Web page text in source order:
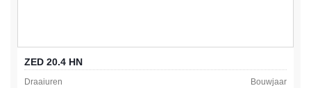
ZED 20.4 HN
Draaiuren
Bouwjaar